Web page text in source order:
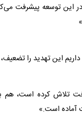
این توسعه پیشرفت
این تهدید را تضعیف،
تلاش کرده است،
آماده است.»